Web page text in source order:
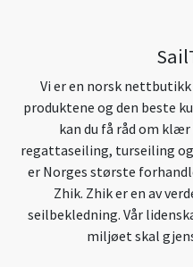
Vi er en norsk
produktene og den beste
kan du få råd om
regattaseiling, turseiling
er Norges største
Zhik. Zhik er en av
seilbekledning. Vår
miljøet skal